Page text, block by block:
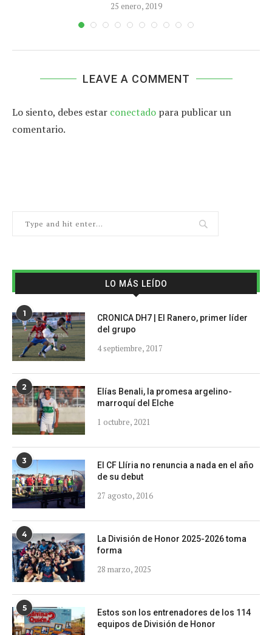
25 enero, 2019
LEAVE A COMMENT
Lo siento, debes estar conectado para publicar un
comentario.
LO MÁS LEÍDO
1
CRONICA DH7 | El Ranero, primer líder
del grupo
4 septiembre, 2017
2
Elías Benali, la promesa argelino-
marroquí del Elche
1 octubre, 2021
3
El CF Llíria no renuncia a nada en el año
de su debut
27 agosto, 2016
4
La División de Honor 2025-2026 toma
forma
28 marzo, 2025
5
Estos son los entrenadores de los 114
equipos de División de Honor